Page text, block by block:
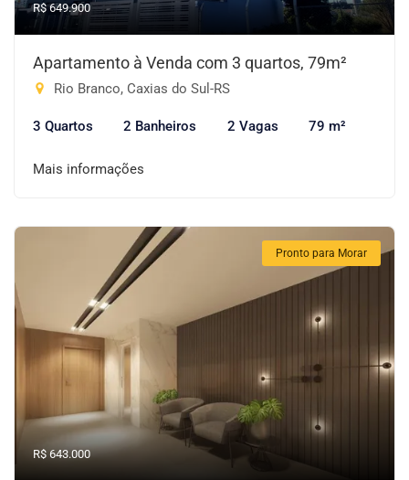
R$ 649.900
Apartamento à Venda com 3 quartos, 79m²
Rio Branco, Caxias do Sul-RS
3 Quartos 2 Banheiros 2 Vagas 79 m²
Mais informações
Pronto para Morar
R$ 643.000